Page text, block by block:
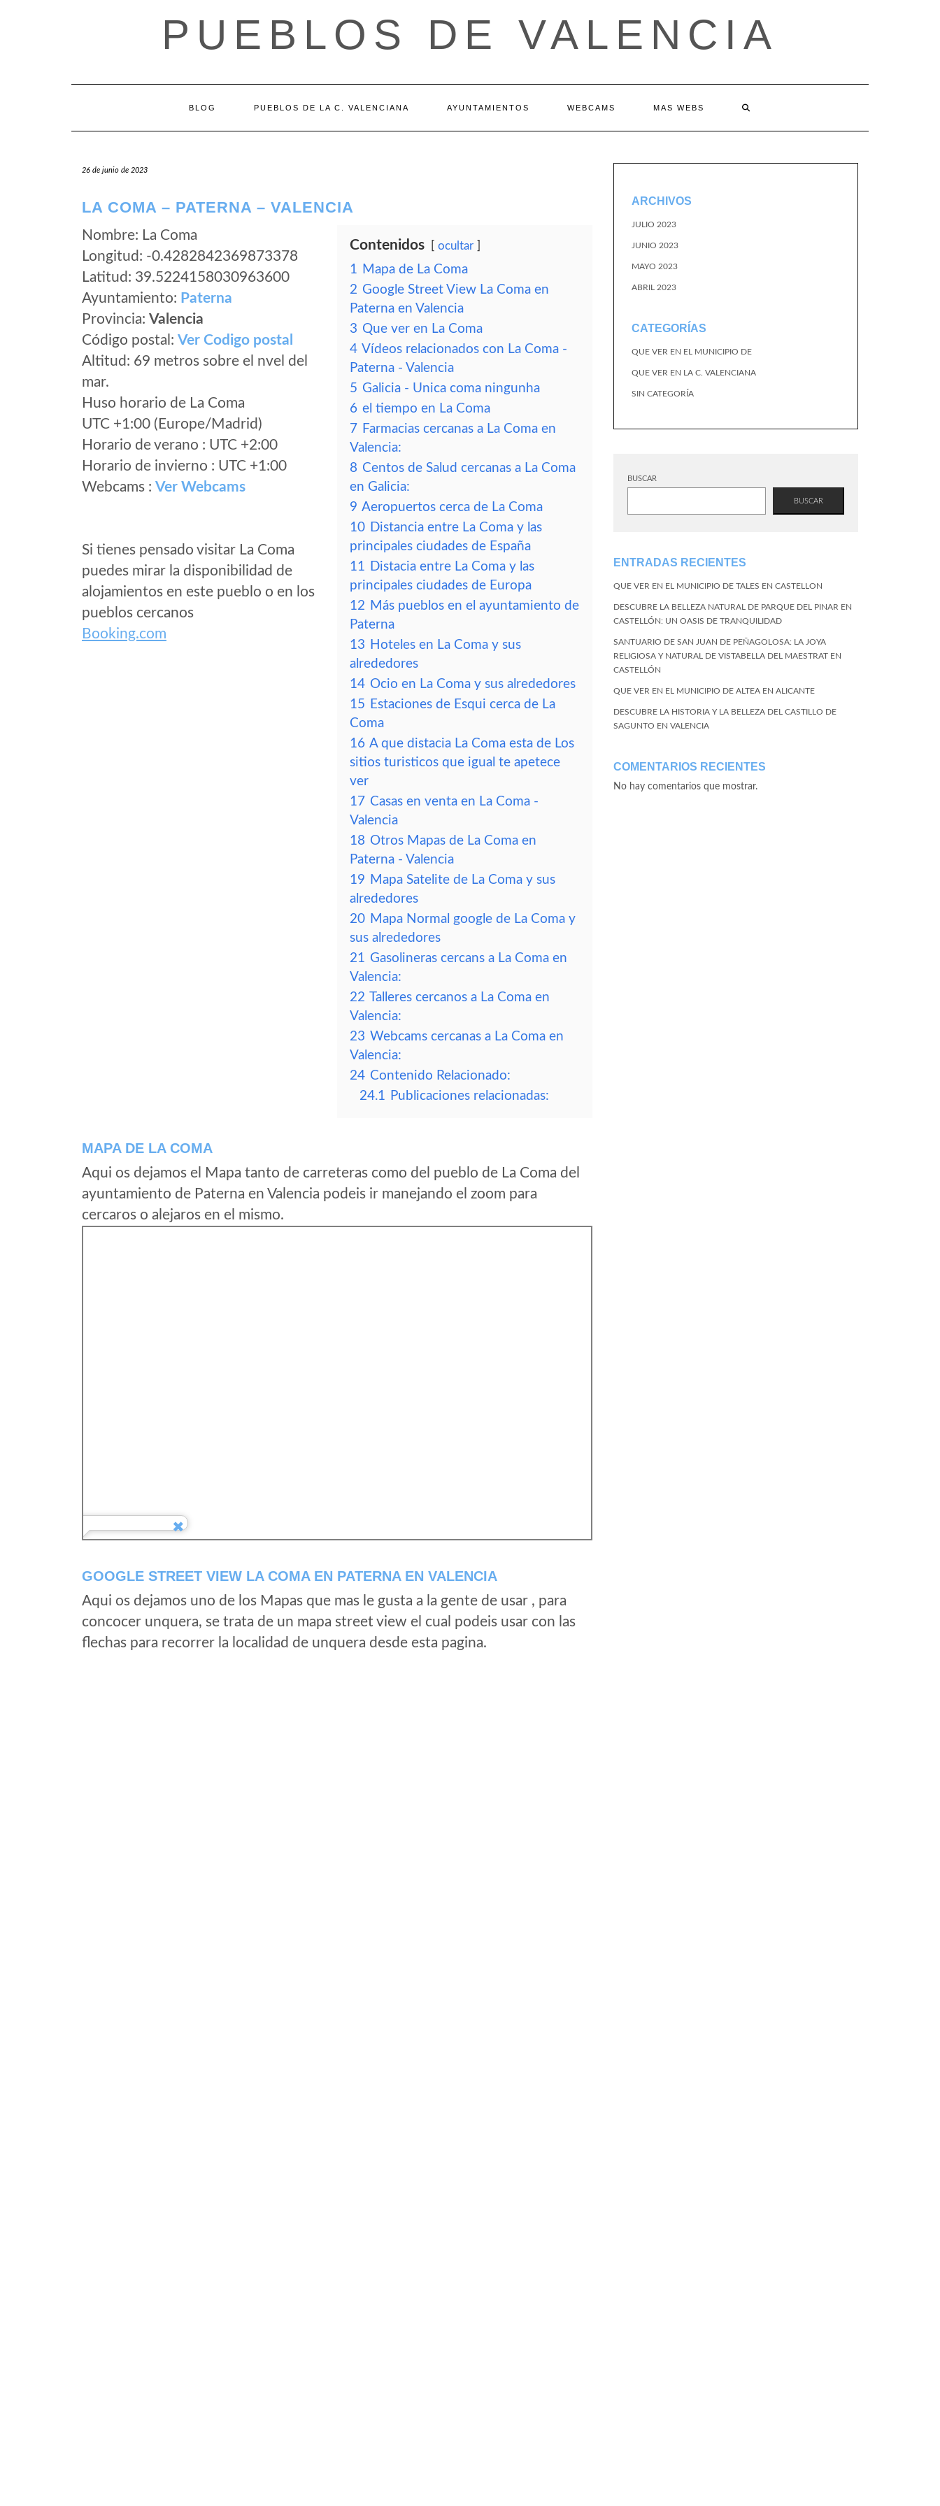
PUEBLOS DE VALENCIA
BLOG PUEBLOS DE LA C. VALENCIANA AYUNTAMIENTOS WEBCAMS MAS WEBS
26 de junio de 2023
LA COMA – PATERNA – VALENCIA
Nombre: La Coma
Longitud: -0.4282842369873378
Latitud: 39.5224158030963600
Ayuntamiento: Paterna
Provincia: Valencia
Código postal: Ver Codigo postal
Altitud: 69 metros sobre el nvel del
mar.
Huso horario de La Coma
UTC +1:00 (Europe/Madrid)
Horario de verano : UTC +2:00
Horario de invierno : UTC +1:00
Webcams : Ver Webcams
Si tienes pensado visitar La Coma
puedes mirar la disponibilidad de
alojamientos en este pueblo o en los
pueblos cercanos
Booking.com
Contenidos ocultar
1 Mapa de La Coma
2 Google Street View La Coma en
Paterna en Valencia
3 Que ver en La Coma
4 Vídeos relacionados con La Coma -
Paterna - Valencia
5 Galicia - Unica coma ningunha
6 el tiempo en La Coma
7 Farmacias cercanas a La Coma en
Valencia:
8 Centos de Salud cercanas a La Coma
en Galicia:
9 Aeropuertos cerca de La Coma
10 Distancia entre La Coma y las
principales ciudades de España
11 Distacia entre La Coma y las
principales ciudades de Europa
12 Más pueblos en el ayuntamiento de
Paterna
13 Hoteles en La Coma y sus
alrededores
14 Ocio en La Coma y sus alrededores
15 Estaciones de Esqui cerca de La
Coma
16 A que distacia La Coma esta de Los
sitios turisticos que igual te apetece
ver
17 Casas en venta en La Coma -
Valencia
18 Otros Mapas de La Coma en
Paterna - Valencia
19 Mapa Satelite de La Coma y sus
alrededores
20 Mapa Normal google de La Coma y
sus alrededores
21 Gasolineras cercans a La Coma en
Valencia:
22 Talleres cercanos a La Coma en
Valencia:
23 Webcams cercanas a La Coma en
Valencia:
24 Contenido Relacionado:
24.1 Publicaciones relacionadas:
MAPA DE LA COMA
Aqui os dejamos el Mapa tanto de carreteras como del pueblo de La Coma del
ayuntamiento de Paterna en Valencia podeis ir manejando el zoom para
cercaros o alejaros en el mismo.
GOOGLE STREET VIEW LA COMA EN PATERNA EN VALENCIA
Aqui os dejamos uno de los Mapas que mas le gusta a la gente de usar , para
concocer unquera, se trata de un mapa street view el cual podeis usar con las
flechas para recorrer la localidad de unquera desde esta pagina.
ARCHIVOS
JULIO 2023
JUNIO 2023
MAYO 2023
ABRIL 2023
CATEGORÍAS
QUE VER EN EL MUNICIPIO DE
QUE VER EN LA C. VALENCIANA
SIN CATEGORÍA
BUSCAR
BUSCAR
ENTRADAS RECIENTES
QUE VER EN EL MUNICIPIO DE TALES EN CASTELLON
DESCUBRE LA BELLEZA NATURAL DE PARQUE DEL PINAR EN
CASTELLÓN: UN OASIS DE TRANQUILIDAD
SANTUARIO DE SAN JUAN DE PEÑAGOLOSA: LA JOYA
RELIGIOSA Y NATURAL DE VISTABELLA DEL MAESTRAT EN
CASTELLÓN
QUE VER EN EL MUNICIPIO DE ALTEA EN ALICANTE
DESCUBRE LA HISTORIA Y LA BELLEZA DEL CASTILLO DE
SAGUNTO EN VALENCIA
COMENTARIOS RECIENTES
No hay comentarios que mostrar.